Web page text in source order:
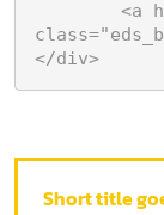
</div>
Short title